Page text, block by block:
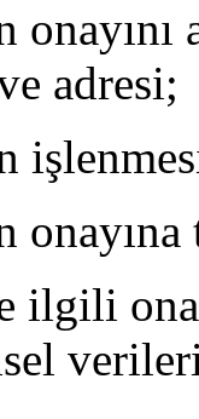
adresi;
ilgili